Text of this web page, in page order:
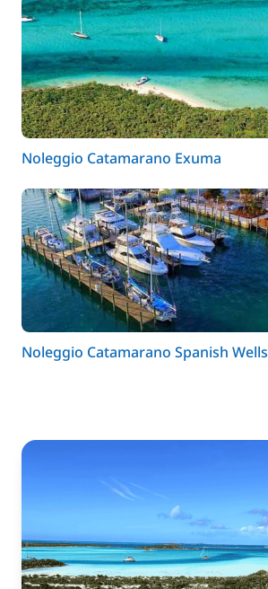
Noleggio Catamarano Exuma
Noleggio Catamarano Spanish Wells